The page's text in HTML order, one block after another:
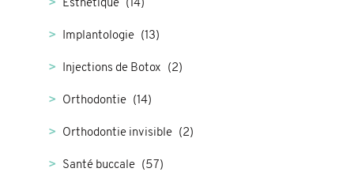
Esthétique (14)
Implantologie (13)
Injections de Botox (2)
Orthodontie (14)
Orthodontie invisible (2)
Santé buccale (57)